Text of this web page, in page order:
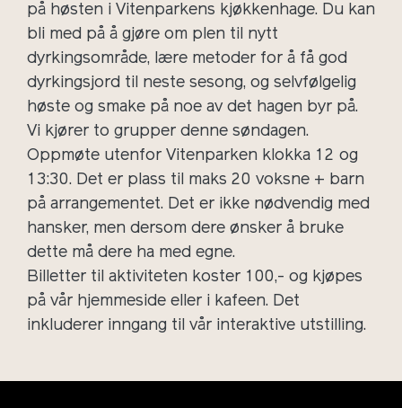
på høsten i Vitenparkens kjøkkenhage. Du kan
bli med på å gjøre om plen til nytt
dyrkingsområde, lære metoder for å få god
dyrkingsjord til neste sesong, og selvfølgelig
høste og smake på noe av det hagen byr på.
Vi kjører to grupper denne søndagen.
Oppmøte utenfor Vitenparken klokka 12 og
13:30. Det er plass til maks 20 voksne + barn
på arrangementet. Det er ikke nødvendig med
hansker, men dersom dere ønsker å bruke
dette må dere ha med egne.
Billetter til aktiviteten koster 100,- og kjøpes
på vår hjemmeside eller i kafeen. Det
inkluderer inngang til vår interaktive utstilling.